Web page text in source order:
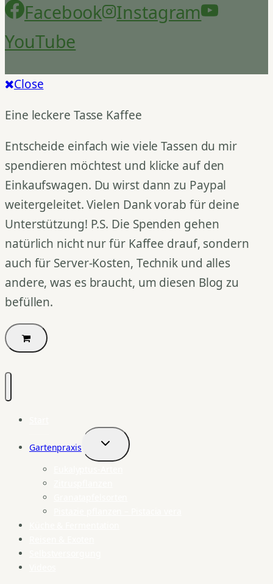
Facebook
Instagram
YouTube
Close
Eine leckere Tasse Kaffee
Entscheide einfach wie viele Tassen du mir
spendieren möchtest und klicke auf den
Einkaufswagen. Du wirst dann zu Paypal
weitergeleitet. Vielen Dank vorab für deine
Unterstützung! P.S. Die Spenden gehen
natürlich nicht nur für Kaffee drauf, sondern
auch für Server-Kosten, Technik und alles
andere, was es braucht, um diesen Blog zu
befüllen.
Gartenpraxis
Untermenü
umschalten